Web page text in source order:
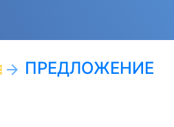
arrow_forward ПРЕДЛОЖЕНИЕ